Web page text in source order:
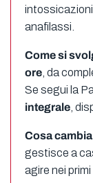
intossicazioni
anafilassi.
Come si
ore , da
Se segui la
integrale ,
Cosa
gestisce a
agire nei primi